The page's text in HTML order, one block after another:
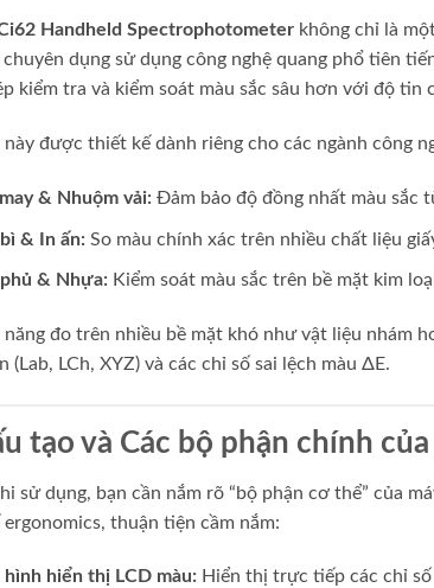
Handheld Spectrophotometer không chỉ là
chuyên dụng sử dụng công nghệ quang phổ tiên
kiểm tra và kiểm soát màu sắc sâu hơn với độ tin
được thiết kế dành riêng cho các ngành công
& Nhuộm vải:Đảm bảo độ đồng nhất màu sắc
& In ấn:So màu chính xác trên nhiều chất liệu
& Nhựa:Kiểm soát màu sắc trên bề mặt kim
năng đo trên nhiều bề mặt khó như vật liệu nhám
(Lab, LCh, XYZ) và các chỉ số sai lệch màu ΔE.
tạo và Các bộ phận chính
sử dụng, bạn cần nắm rõ “bộ phận cơ thể” của
thuận tiện cầm nắm:
hình hiển thị LCD màu:Hiển thị trực tiếp các chỉ số